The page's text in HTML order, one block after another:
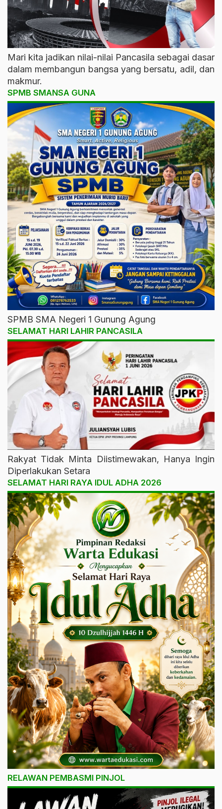
Mari kita jadikan nilai-nilai Pancasila sebagai dasar
dalam membangun bangsa yang bersatu, adil, dan
makmur.
SPMB SMANSA GUNA
SPMB SMA Negeri 1 Gunung Agung
SELAMAT HARI LAHIR PANCASILA
Rakyat Tidak Minta Diistimewakan, Hanya Ingin
Diperlakukan Setara
SELAMAT HARI RAYA IDUL ADHA 2026
RELAWAN PEMBASMI PINJOL